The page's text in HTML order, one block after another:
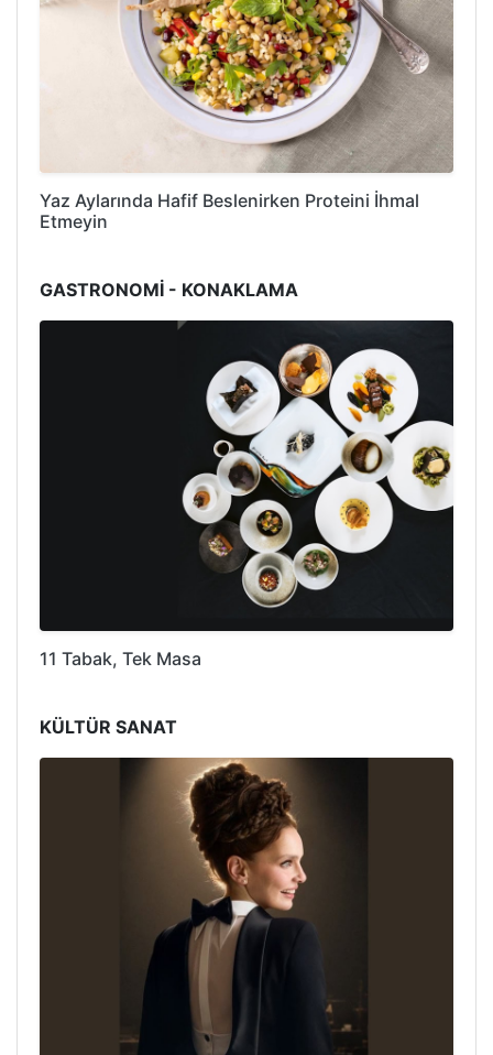
Yaz Aylarında Hafif Beslenirken Proteini İhmal
Etmeyin
GASTRONOMİ - KONAKLAMA
11 Tabak, Tek Masa
KÜLTÜR SANAT